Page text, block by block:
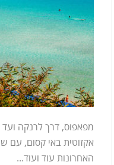
אקזוטית באי קסום, עם
האחרונות עוד ועוד...